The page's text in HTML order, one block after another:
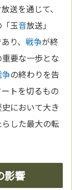
放送を通じて、
玉音放送」
り、戦争が終
要な一歩とな
の終わりを告
トを切るもの
において大き
した最大の転
影響